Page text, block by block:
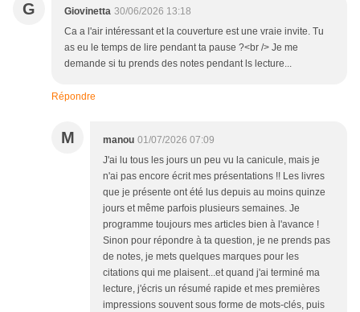
G Giovinetta 30/06/2026 13:18
Ca a l'air intéressant et la couverture est une vraie invite. Tu
as eu le temps de lire pendant ta pause ?<br /> Je me
demande si tu prends des notes pendant ls lecture...
Répondre
M manou 01/07/2026 07:09
J'ai lu tous les jours un peu vu la canicule, mais je
n'ai pas encore écrit mes présentations !! Les livres
que je présente ont été lus depuis au moins quinze
jours et même parfois plusieurs semaines. Je
programme toujours mes articles bien à l'avance !
Sinon pour répondre à ta question, je ne prends pas
de notes, je mets quelques marques pour les
citations qui me plaisent...et quand j'ai terminé ma
lecture, j'écris un résumé rapide et mes premières
impressions souvent sous forme de mots-clés, puis